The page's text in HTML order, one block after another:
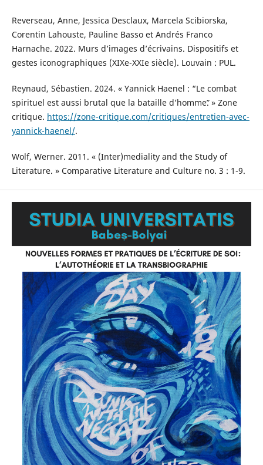
Reverseau, Anne, Jessica Desclaux, Marcela Scibiorska,
Corentin Lahouste, Pauline Basso et Andrés Franco
Harnache. 2022. Murs d’images d’écrivains. Dispositifs et
gestes iconographiques (XIXe-XXIe siècle). Louvain : PUL.
Reynaud, Sébastien. 2024. « Yannick Haenel : “Le combat
spirituel est aussi brutal que la bataille d’hommeˮ. » Zone
critique. https://zone-critique.com/critiques/entretien-avec-
yannick-haenel/.
Wolf, Werner. 2011. « (Inter)mediality and the Study of
Literature. » Comparative Literature and Culture no. 3 : 1-9.